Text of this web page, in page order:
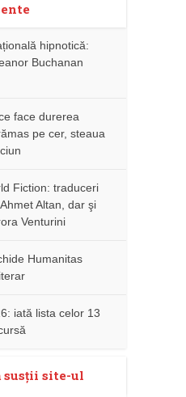
hipnotică:
Buchanan
face durerea
pe cer, steaua
Fiction: traduceri
Altan, dar şi
Venturini
Humanitas
iată lista celor 13
susţii site-ul